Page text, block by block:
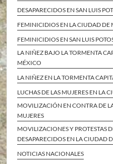
DESAPARECIDOS EN SAN LUIS
FEMINICIDIOS EN LA CIUDAD DE
FEMINICIDIOS EN SAN LUIS
LA NIÑEZ BAJO LA TORMENTA
MÉXICO
LA NIÑEZ EN LA TORMENTA
LUCHAS DE LAS MUJERES EN LA
MOVILIZACIÓN EN CONTRA DE
MUJERES
MOVILIZACIONES Y PROTESTAS
DESAPARECIDOS EN LA CIUDAD
NOTICIAS NACIONALES